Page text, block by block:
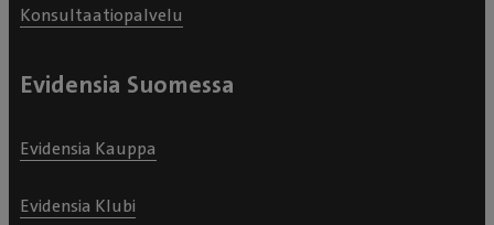
Konsultaatiopalvelu
Evidensia Suomessa
Evidensia Kauppa
Evidensia Klubi